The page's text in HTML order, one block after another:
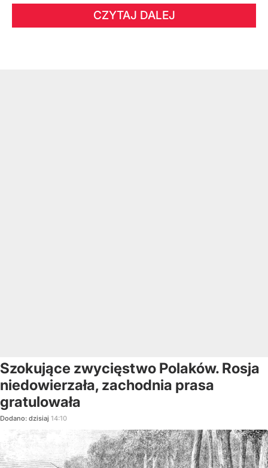
CZYTAJ DALEJ
Szokujące zwycięstwo Polaków. Rosja
niedowierzała, zachodnia prasa
gratulowała
Dodano: dzisiaj 14:10